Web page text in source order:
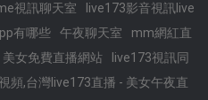
視訊聊天室
live173影音視訊live
有哪些 午夜聊天室
mm網紅直
美女免費直播網站
live173視訊同
頻,台灣live173直播 - 美女午夜直